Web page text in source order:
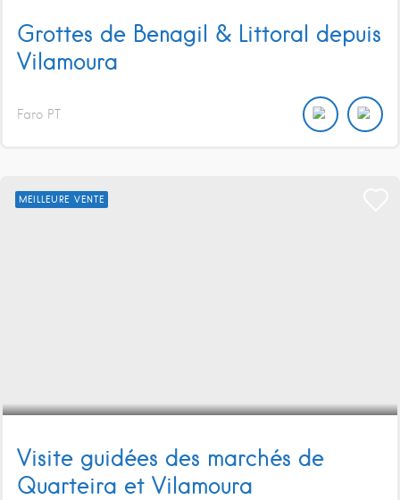
Grottes de Benagil & Littoral depuis
Vilamoura
Faro PT
MEILLEURE VENTE
Visite guidées des marchés de
Quarteira et Vilamoura